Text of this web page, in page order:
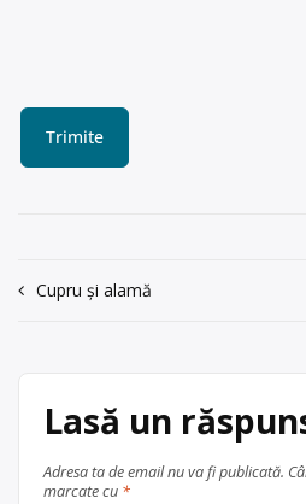
Navigare
Cupru și alamă
Lasă un
Adresa ta de email nu va fi publicată.
marcate cu *